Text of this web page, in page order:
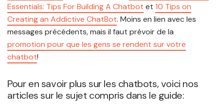
Essentials: Tips For Building A Chatbot et 10 Tips on
Creating an Addictive ChatBot. Moins en lien avec les
messages précédents, mais il faut prévoir de la
promotion pour que les gens se rendent sur votre
chatbot!
Pour en savoir plus sur les chatbots, voici nos
articles sur le sujet compris dans le guide: